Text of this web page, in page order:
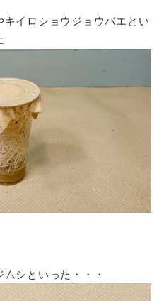
キイロショウジョウバエとい
シといった・・・